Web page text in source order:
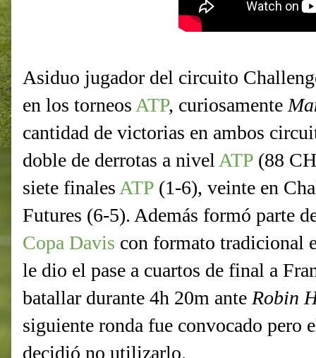
Asiduo jugador del circuito
en los torneos ATP, curiosamente
cantidad de victorias en ambos
doble de derrotas a nivel ATP (88
siete finales ATP (1-6), veinte en
Futures (6-5). Además formó parte
Copa Davis con formato tradicional
le dio el pase a cuartos de final a
batallar durante 4h 20m ante Robin
siguiente ronda fue convocado pero
decidió no utilizarlo.